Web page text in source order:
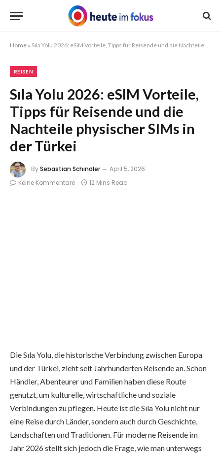
Home » Sıla Yolu 2026: eSIM Vorteile, Tipps für Reisende und die Nachteile physischer SIMs in der Türkei
REISEN
Sıla Yolu 2026: eSIM Vorteile,
Tipps für Reisende und die
Nachteile physischer SIMs in
der Türkei
BySebastian Schindler
April 5, 2026
Keine Kommentare
12 Mins Read
Die Sıla Yolu, die historische Verbindung zwischen Europa
und der Türkei, zieht seit Jahrhunderten Reisende an. Schon
Händler, Abenteurer und Familien haben diese Route
genutzt, um kulturelle, wirtschaftliche und soziale
Verbindungen zu pflegen. Heute ist die Sıla Yolu nicht nur
eine Reise durch Länder, sondern auch durch Geschichte,
Landschaften und Traditionen. Für moderne Reisende im
Jahr 2026 stellt sich jedoch die Frage, wie man unterwegs